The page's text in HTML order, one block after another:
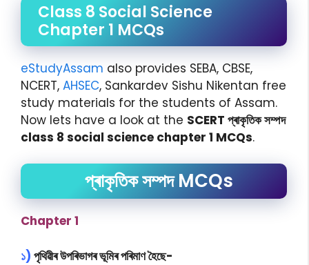
Class 8 Social Science
Chapter 1 MCQs
eStudyAssam also provides SEBA, CBSE,
NCERT, AHSEC, Sankardev Sishu Nikentan free
study materials for the students of Assam.
Now lets have a look at the SCERT প্ৰাকৃতিক সম্পদ
class 8 social science chapter 1 MCQs.
প্ৰাকৃতিক সম্পদ MCQs
Chapter 1
১) পৃথিৱীৰ উপৰিভাগৰ ভূমিৰ পৰিমাণ হৈছে-